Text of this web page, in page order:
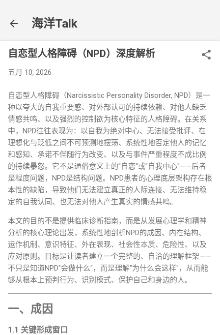
海洋Talk
自恋型人格障碍（NPD）深度解析
五月 10, 2026
自恋型人格障碍（Narcissistic Personality Disorder, NPD）是一
种以夸大的自我重要感、对外部认可的持续依赖、对他人缺乏
情感共鸣、以及强烈的控制欲为核心特征的人格障碍。在关系
中，NPD往往表现为：以自我为绝对中心、无法接受批评、在
理想化与贬低之间不可预测地摆荡、系统性地否定他人的记忆
和感知、承诺不伴随行为改变、以及与事件严重程度不成比例
的持续暴怒。它不是通俗意义上的"自恋"或"自我中心"——后者
是程度问题，NPD是结构问题。NPD患者的心理底层架构存在根
本性的缺陷，导致他们无法建立真正的人际连接、无法维持稳
定的自我认同、也无法对他人产生真实的情感共鸣。
本文的目的不是提供临床诊断指南，而是从发展心理学和精神
分析的核心理论出发，系统性地剖析NPD的成因、内在结构、
运作机制、意识特征、外在表现、社会性本质、危险性、以及
应对原则。目标是让读者建立一个完整的、自洽的理解框架——
不只是知道NPD"会做什么"，而是理解"为什么会这样"，从而能
够从根本上预判行为、识别模式、保护自己和身边的人。
一、成因
1.1 关键形成窗口